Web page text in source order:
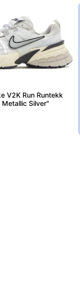
V2K Run Runtekk
Silver"